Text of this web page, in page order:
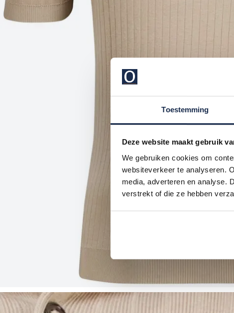
Toestemming
Deze website maakt gebruik
We gebruiken cookies om
websiteverkeer te analyseren.
media, adverteren en analyse.
verstrekt of die ze hebben